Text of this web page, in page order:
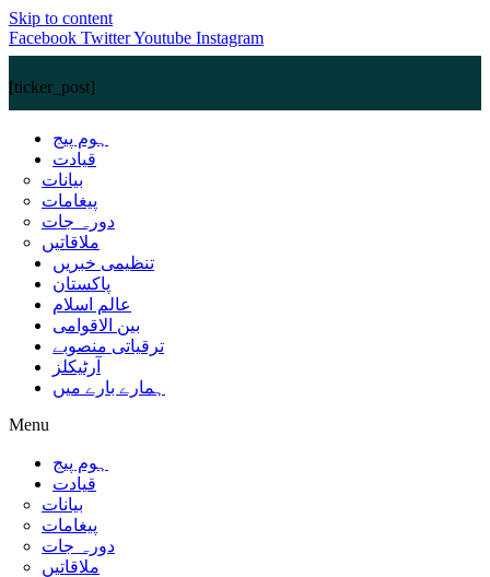
Skip to content
Facebook TwitterYoutube Instagram
[ticker_post]
ہوم پیج
قیادت
بیانات
پیغامات
دورہ جات
ملاقاتیں
تنظیمی خبریں
پاکستان
عالم اسلام
بین الاقوامی
ترقیاتی منصوبے
آرٹیکلز
ہمارے بارے میں
Menu
ہوم پیج
قیادت
بیانات
پیغامات
دورہ جات
ملاقاتیں